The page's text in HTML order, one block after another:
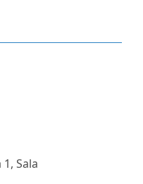
Sala